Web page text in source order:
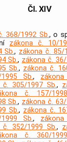
Čl. XIV
368/1992 Sb., o
zákona č. 10/
Sb., zákona č. 85/
Sb., zákona č.
Sb., zákona č.
Sb.,
č. 305/1997 Sb.,
č. 157/
Sb., zákona č.
Sb., zákona č.
Sb.,
č. 352/1999 Sb.,
č. 360/